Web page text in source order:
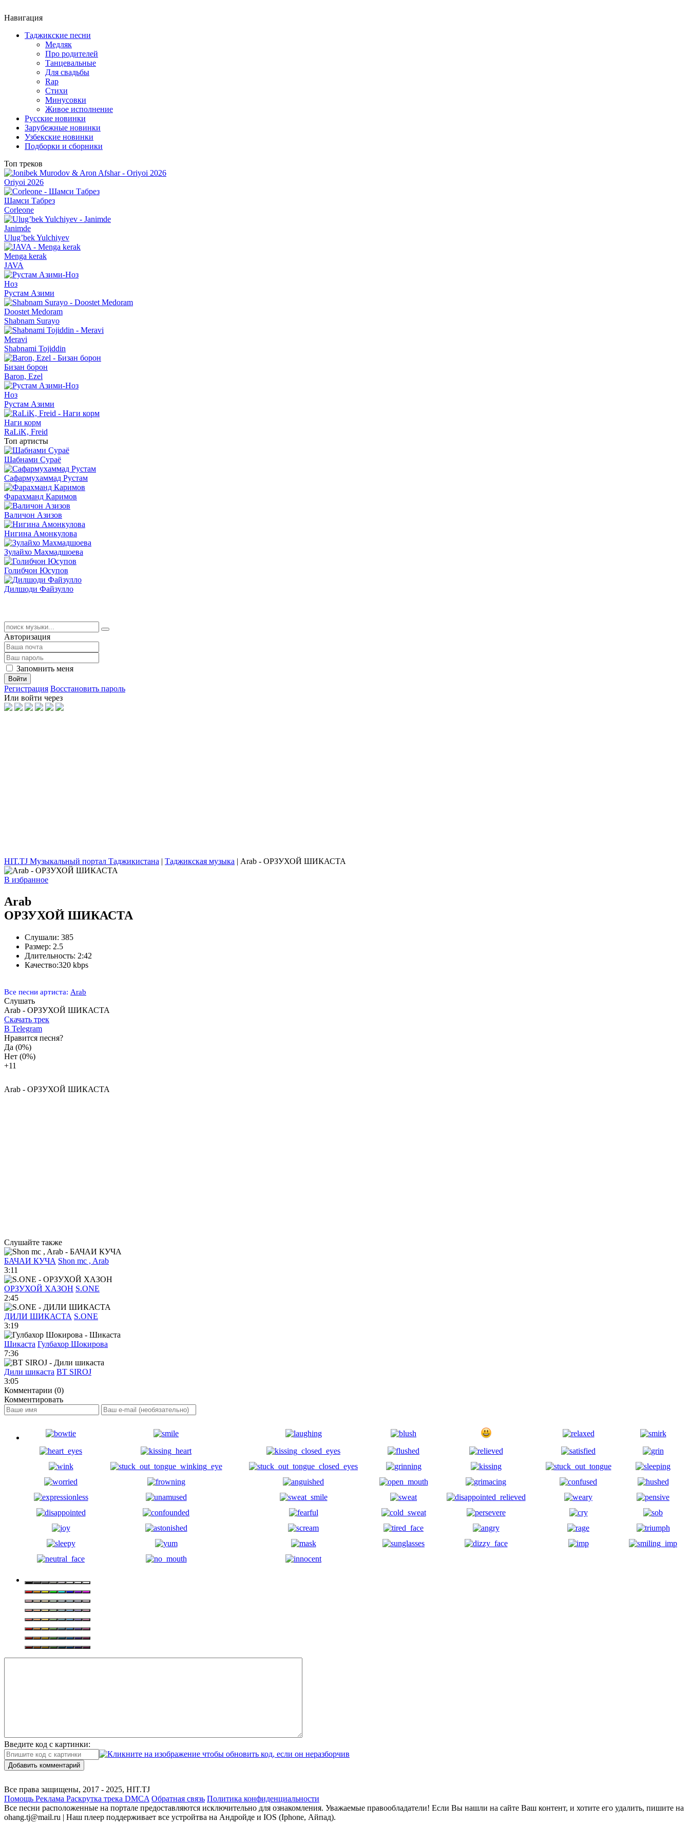
Навигация
Таджикские песни
Медляк
Про родителей
Танцевальные
Для свадьбы
Rap
Стихи
Минусовки
Живое исполнение
Русские новинки
Зарубежные новинки
Узбекские новинки
Подборки и сборники
Топ треков
Oriyoi 2026
Шамси Табрез
Corleone
Janimde
Ulug’bek Yulchiyev
Menga kerak
JAVA
Ноз
Рустам Азими
Doostet Medoram
Shabnam Surayo
Meravi
Shabnami Tojiddin
Бизан борон
Baron, Ezel
Ноз
Рустам Азими
Наги корм
RaLiK, Freid
Топ артисты
Шабнами Сураё
Сафармухаммад Рустам
Фарахманд Каримов
Валичон Азизов
Нигина Амонкулова
Зулайхо Махмадшоева
Голибчон Юсупов
Дилшоди Файзулло
Авторизация
Запомнить меня
Войти
Регистрация Восстановить пароль
Или войти через
HIT.TJ Музыкальный портал Таджикистана | Таджикская музыка | Arab - ОРЗУХОЙ ШИКАСТА
В избранное
Arab
ОРЗУХОЙ ШИКАСТА
Слушали: 385
Размер: 2.5
Длительность: 2:42
Качество:320 kbps
Все песни артиста: Arab
Слушать
Arab - ОРЗУХОЙ ШИКАСТА
Скачать трек
В Telegram
Нравится песня?
Да (0%)
Нет (0%)
+11
Arab - ОРЗУХОЙ ШИКАСТА
Слушайте также
БАЧАИ КУЧА Shon mc , Arab
3:11
ОРЗУХОЙ ХАЗОН S.ONE
2:45
ДИЛИ ШИКАСТА S.ONE
3:19
Шикаста Гулбахор Шокирова
7:36
Дили шикаста BT SIROJ
3:05
Комментарии (0)
Комментировать
Введите код с картинки:
Добавить комментарий
Все права защищены, 2017 - 2025, HIT.TJ
Помощь Реклама Раскрутка трека DMCA Обратная связь Политика конфиденциальности
Все песни расположенные на портале предоставляются исключительно для ознакомления. Уважаемые правообладатели! Если Вы нашли на сайте Ваш контент, и хотите его удалить, пишите на
ohang.tj@mail.ru | Наш плеер поддерживает все устройтва на Андройде и IOS (Iphone, Айпад).